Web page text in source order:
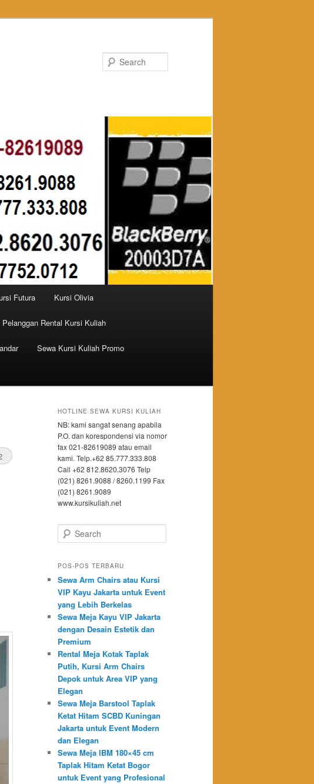
Futura Kursi Olivia
Pelanggan Rental Kursi Kuliah
Sewa Kursi Kuliah Promo
HOTLINE SEWA KURSI KULIAH
NB: kami sangat senang apabila
P.O. dan korespondensi via nomor
fax 021-82619089 atau email
kami. Telp.+62 85.777.333.808
Call +62 812.8620.3076 Telp
(021) 8261.9088 / 8260.1199 Fax
(021) 8261.9089
www.kursikuliah.net
Search
POS-POS TERBARU
Sewa Arm Chairs atau Kursi
VIP Kayu Jakarta untuk Event
yang Lebih Berkelas
Sewa Meja Kayu VIP Jakarta
dengan Desain Estetik dan
Premium
Rental Meja Kotak Taplak
Putih, Kursi Arm Chairs
Depok untuk Area VIP yang
Elegan
Sewa Meja Barstool Taplak
Ketat Hitam SCBD Kuningan
Jakarta untuk Event Modern
dan Elegan
Sewa Meja IBM 180×45 cm
Taplak Hitam Ketat Bogor
untuk Event yang Profesional